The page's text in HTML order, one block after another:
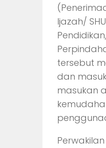
Ijazah/
tersebut
dan
masukan